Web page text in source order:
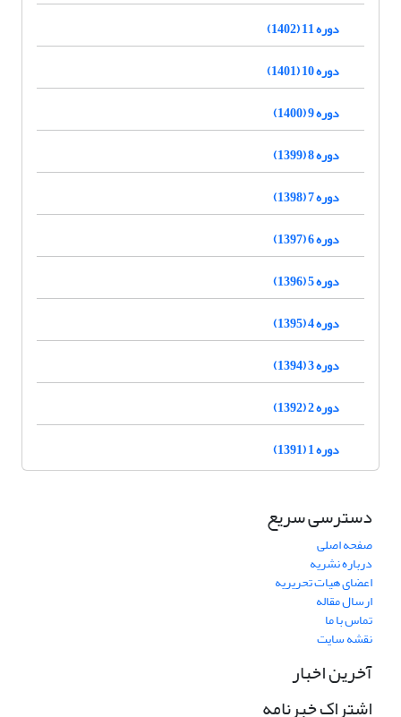
دوره 11 (1402)
دوره 10 (1401)
دوره 9 (1400)
دوره 8 (1399)
دوره 7 (1398)
دوره 6 (1397)
دوره 5 (1396)
دوره 4 (1395)
دوره 3 (1394)
دوره 2 (1392)
دوره 1 (1391)
دسترسی سریع
صفحه اصلی
درباره نشریه
اعضای هیات تحریریه
ارسال مقاله
تماس با ما
نقشه سایت
آخرین اخبار
اشتراک خبرنامه